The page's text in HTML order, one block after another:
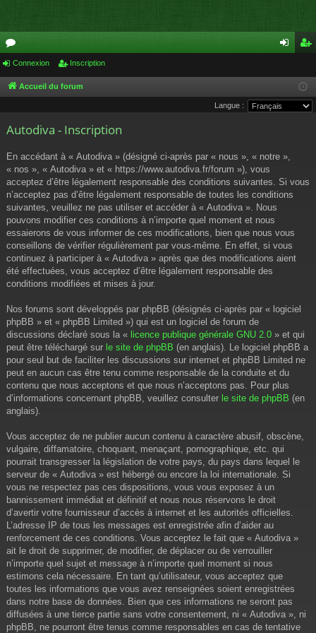
or
u
s
cri
pti
Connexion Inscription
Accueil du forum
Langue :
Autodiva - Inscription
En accédant à « Autodiva » (désigné ci-après par « nous », « notre »,
« nos », « Autodiva » et « https://www.autodiva.fr/forum »), vous
acceptez d’être légalement responsable des conditions suivantes. Si vous
n’acceptez pas d’être légalement responsable de toutes les conditions
suivantes, veuillez ne pas utiliser et accéder à « Autodiva ». Nous
pouvons modifier ces conditions à n’importe quel moment et nous
essaierons de vous informer de ces modifications, bien que nous vous
conseillons de vérifier régulièrement par vous-même. En effet, si vous
continuez à participer à « Autodiva » après que des modifications aient
été effectuées, vous acceptez d’être légalement responsable des
conditions modifiées et mises à jour.
Nos forums sont développés par phpBB (désignés ci-après par « logiciel
phpBB » et « phpBB Limited ») qui est un logiciel de forum de
discussions déclaré sous la « licence publique générale GNU 2.0 » et qui
peut être téléchargé sur le site de phpBB (en anglais). Le logiciel phpBB a
pour seul but de faciliter les discussions sur internet et phpBB Limited ne
peut en aucun cas être tenu comme responsable de la conduite et du
contenu que nous acceptons et que nous n’acceptons pas. Pour plus
d’informations concernant phpBB, veuillez consulter le site de phpBB (en
anglais).
Vous acceptez de ne publier aucun contenu à caractère abusif, obscène,
vulgaire, diffamatoire, choquant, menaçant, pornographique, etc. qui
pourrait transgresser la législation de votre pays, du pays dans lequel le
serveur de « Autodiva » est hébergé ou encore la loi internationale. Si
vous ne respectez pas ces dispositions, vous vous exposez à un
bannissement immédiat et définitif et nous nous réservons le droit
d’avertir votre fournisseur d’accès à internet et les autorités officielles.
L’adresse IP de tous les messages est enregistrée afin d’aider au
renforcement de ces conditions. Vous acceptez le fait que « Autodiva »
ait le droit de supprimer, de modifier, de déplacer ou de verrouiller
n’importe quel sujet et message à n’importe quel moment si nous
estimons cela nécessaire. En tant qu’utilisateur, vous acceptez que
toutes les informations que vous avez renseignées soient enregistrées
dans notre base de données. Bien que ces informations ne seront pas
diffusées à une tierce partie sans votre consentement, ni « Autodiva », ni
phpBB, ne pourront être tenus comme responsables en cas de tentative